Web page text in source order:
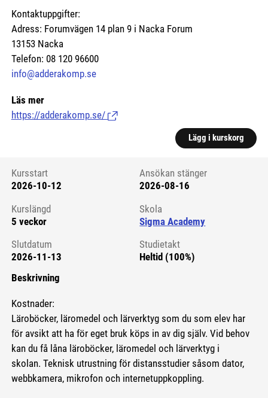
Kontaktuppgifter:
Adress: Forumvägen 14 plan 9 i Nacka Forum
13153 Nacka
Telefon: 08 120 96600
info@adderakomp.se
Läs mer
https://adderakomp.se/ (Länk till extern sida.)
Lägg i kurskorg
Kursstart 6134599
Kursstart
2026-10-12
Ansökan stänger
2026-08-16
Kurslängd
5 veckor
Skola
Sigma Academy
Slutdatum
2026-11-13
Studietakt
Heltid (100%)
Beskrivning
Kostnader:
Läroböcker, läromedel och lärverktyg som du som elev har
för avsikt att ha för eget bruk köps in av dig själv. Vid behov
kan du få låna läroböcker, läromedel och lärverktyg i
skolan. Teknisk utrustning för distansstudier såsom dator,
webbkamera, mikrofon och internetuppkoppling.